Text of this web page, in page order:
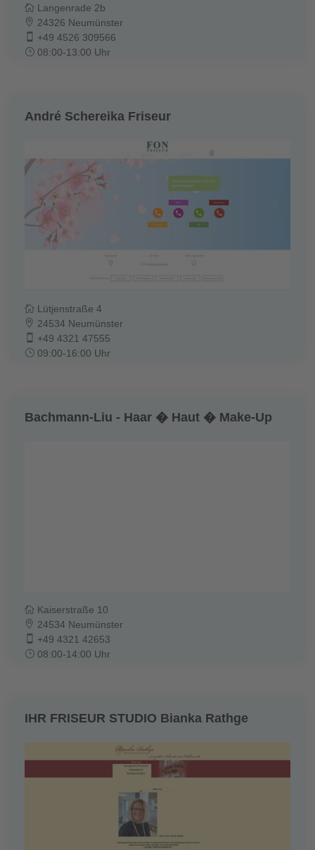
Langenrade 2b
24326 Neumünster
+49 4526 309566
08:00-13:00 Uhr
André Schereika Friseur
Lütjenstraße 4
24534 Neumünster
+49 4321 47555
09:00-16:00 Uhr
Bachmann-Liu - Haar � Haut � Make-Up
Kaiserstraße 10
24534 Neumünster
+49 4321 42653
08:00-14:00 Uhr
IHR FRISEUR STUDIO Bianka Rathge